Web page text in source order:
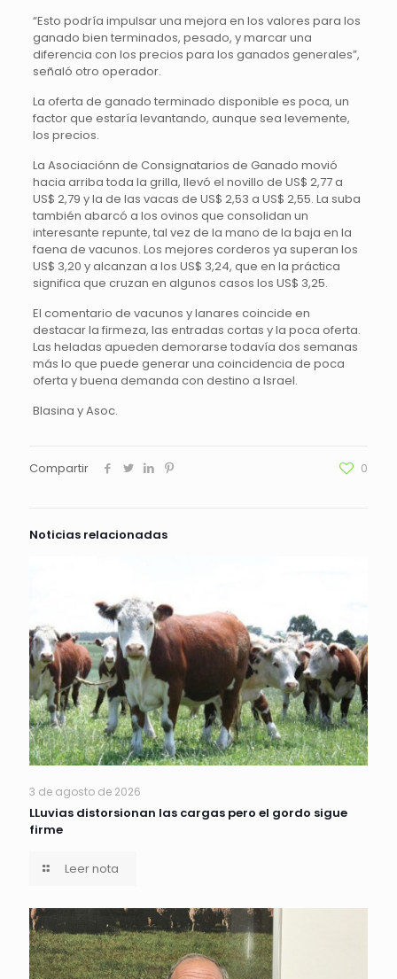
“Esto podría impulsar una mejora en los valores para los
ganado bien terminados, pesado, y marcar una
diferencia con los precios para los ganados generales”,
señaló otro operador.
La oferta de ganado terminado disponible es poca, un
factor que estaría levantando, aunque sea levemente,
los precios.
La Asociaciónn de Consignatarios de Ganado movió
hacia arriba toda la grilla, llevó el novillo de US$ 2,77 a
US$ 2,79 y la de las vacas de US$ 2,53 a US$ 2,55. La suba
también abarcó a los ovinos que consolidan un
interesante repunte, tal vez de la mano de la baja en la
faena de vacunos. Los mejores corderos ya superan los
US$ 3,20 y alcanzan a los US$ 3,24, que en la práctica
significa que cruzan en algunos casos los US$ 3,25.
El comentario de vacunos y lanares coincide en
destacar la firmeza, las entradas cortas y la poca oferta.
Las heladas apueden demorarse todavía dos semanas
más lo que puede generar una coincidencia de poca
oferta y buena demanda con destino a Israel.
Blasina y Asoc.
Compartir 0
Noticias relacionadas
3 de agosto de 2026
LLuvias distorsionan las cargas pero el gordo sigue
firme
Leer nota